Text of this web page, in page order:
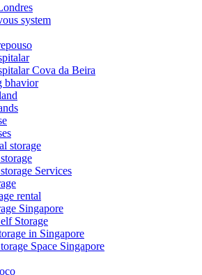
system
Cova da Beira
bhavior
storage
Services
rental
Singapore
Storage
in Singapore
Space Singapore